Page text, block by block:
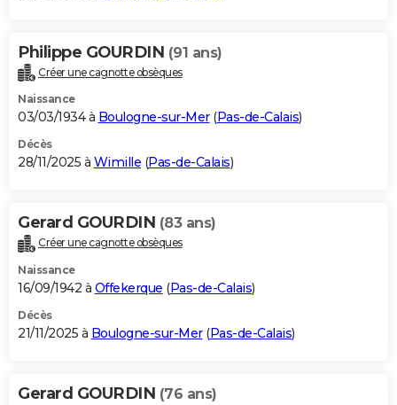
Philippe GOURDIN (91 ans)
Créer une cagnotte obsèques
Naissance
03/03/1934 à Boulogne-sur-Mer(Pas-de-Calais)
Décès
28/11/2025 à Wimille (Pas-de-Calais)
Gerard GOURDIN (83 ans)
Créer une cagnotte obsèques
Naissance
16/09/1942 à Offekerque (Pas-de-Calais)
Décès
21/11/2025 à Boulogne-sur-Mer(Pas-de-Calais)
Gerard GOURDIN (76 ans)